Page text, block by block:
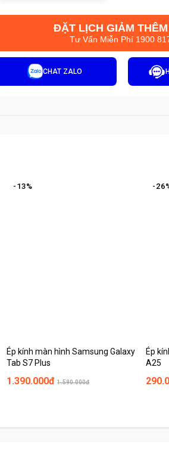
ĐẶT LỊCH GIẢM
Tư Vấn Miễn Phí 1900
CHAT ZALO
- 13%
Ép kính màn hình Samsung Galaxy
Tab S7 Plus
1.390.000đ 1.590.000đ
- 26
Ép
A25